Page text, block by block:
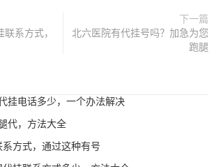
系方式，
下一篇
北六医院有代挂号吗？加急为您
跑腿
挂电话多少，一个办法解决
代，方法大全
系方式，通过这种有号